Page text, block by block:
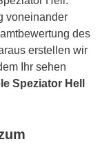
voneinander
des
erstellen wir
Ihr sehen
Speziator Hell